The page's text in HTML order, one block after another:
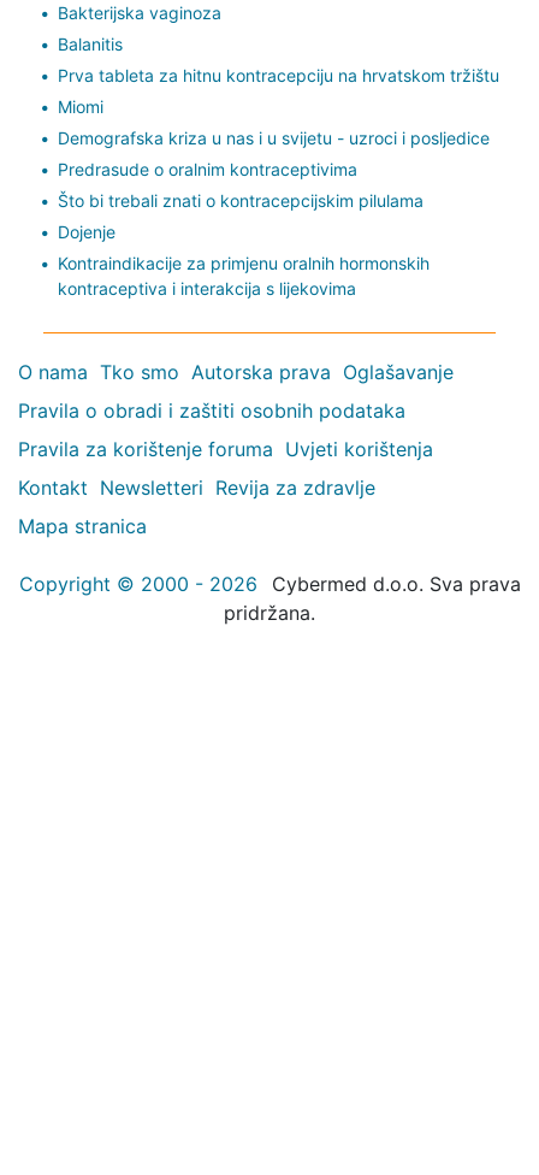
Bakterijska vaginoza
Balanitis
Prva tableta za hitnu kontracepciju na hrvatskom tržištu
Miomi
Demografska kriza u nas i u svijetu - uzroci i posljedice
Predrasude o oralnim kontraceptivima
Što bi trebali znati o kontracepcijskim pilulama
Dojenje
Kontraindikacije za primjenu oralnih hormonskih
kontraceptiva i interakcija s lijekovima
O nama Tko smo Autorska prava Oglašavanje
Pravila o obradi i zaštiti osobnih podataka
Pravila za korištenje foruma Uvjeti korištenja
Kontakt Newsletteri Revija za zdravlje
Mapa stranica
Copyright © 2000 - 2026
Cybermed d.o.o. Sva prava
pridržana.